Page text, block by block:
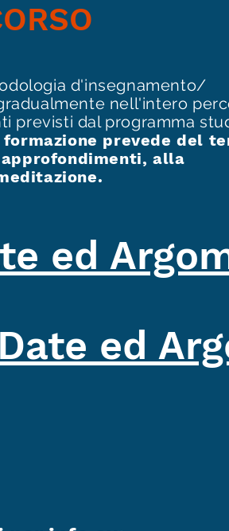
d'insegnamento/
nell'intero
previsti dal programma
prevede del
alla
ed
ed